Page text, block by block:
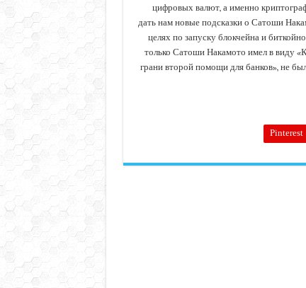
цифровых валют, а именно
дать нам новые подсказки о Сатоши
целях по запуску блокчейна и
только Сатоши Накамото имел в виду
грани второй помощи для банков», не
Pinterest